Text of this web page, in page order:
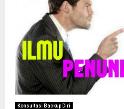
Konsultasi Backup Diri